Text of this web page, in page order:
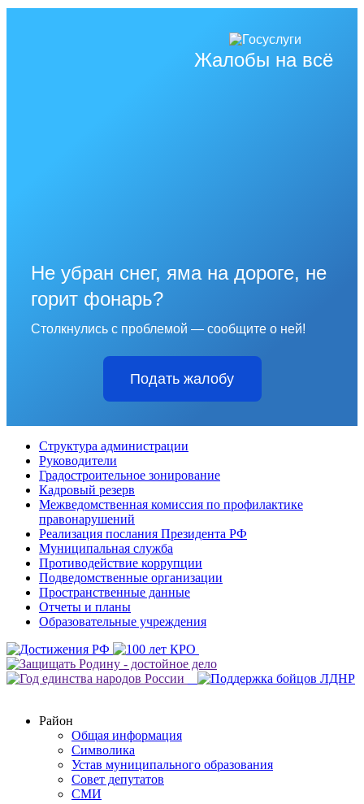
Жалобы на всё
Не убран снег, яма на дороге, не
горит фонарь?
Столкнулись с проблемой — сообщите о ней!
Подать жалобу
Структура администрации
Руководители
Градостроительное зонирование
Кадровый резерв
Межведомственная комиссия по профилактике
правонарушений
Реализация послания Президента РФ
Муниципальная служба
Противодействие коррупции
Подведомственные организации
Пространственные данные
Отчеты и планы
Образовательные учреждения
Район
Общая информация
Символика
Устав муниципального образования
Совет депутатов
СМИ